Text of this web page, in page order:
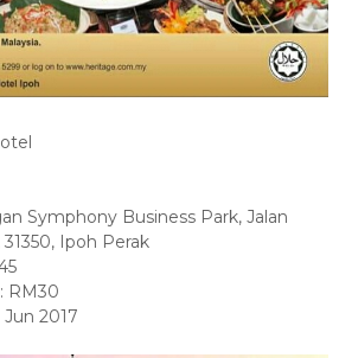
Symphony Business Park, Jalan
Ipoh Perak
Jun 2017